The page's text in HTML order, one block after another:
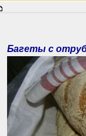
Багеты с